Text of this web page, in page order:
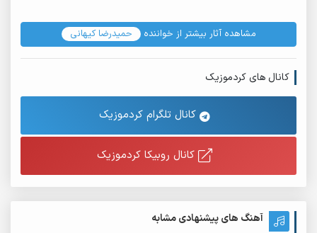
مشاهده آثار بیشتر از خواننده حمیدرضا کیهانی
کانال های کردموزیک
کانال تلگرام کردموزیک
کانال روبیکا کردموزیک
آهنگ های پیشنهادی مشابه